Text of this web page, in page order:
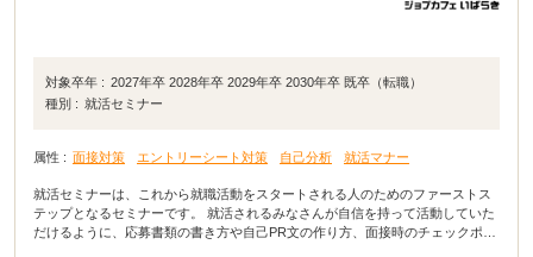
対象卒年 : 2027年卒 2028年卒 2029年卒 2030年卒 既卒（転職）
種別 : 就活セミナー
属性 : 面接対策 エントリーシート対策 自己分析 就活マナー
就活セミナーは、これから就職活動をスタートされる人のためのファーストス
テップとなるセミナーです。 就活されるみなさんが自信を持って活動していた
だけるように、応募書類の書き方や自己PR文の作り方、面接時のチェックポイ